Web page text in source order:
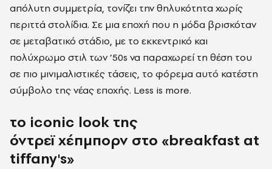
απόλυτη συμμετρία, τονίζει την θηλυκότητα χωρίς
περιττά στολίδια. Σε μια εποχή που η μόδα βρισκόταν
σε μεταβατικό στάδιο, με το εκκεντρικό και
πολύχρωμο στιλ των ’50s να παραχωρεί τη θέση του
σε πιο μινιμαλιστικές τάσεις, το φόρεμα αυτό κατέστη
σύμβολο της νέας εποχής. Less is more.
το iconic look της
όντρεϊ χέπμπορν στο «breakfast at
tiffany's»